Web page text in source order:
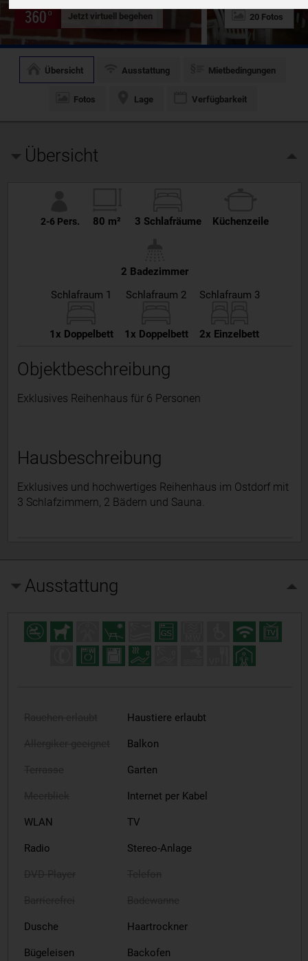
20 Fotos
Jetzt virtuell begehen
Übersicht Ausstattung Mietbedingungen
Fotos Lage Verfügbarkeit
Übersicht
2-6 Pers. 80 m² 3 Schlafräume Küchenzeile
2 Badezimmer
Schlafraum 1
1x Doppelbett
Schlafraum 2
1x Doppelbett
Schlafraum 3
2x Einzelbett
Objektbeschreibung
Exklusives Reihenhaus für 6 Personen
Hausbeschreibung
Exklusives und hochwertiges Reihenhaus im Ostdorf mit
3 Schlafzimmern, 2 Bädern und Sauna.
Ausstattung
Haustiere erlaubt
Balkon
Garten
Internet per Kabel
WLAN TV
Radio Stereo-Anlage
Dusche Haartrockner
Bügeleisen Backofen